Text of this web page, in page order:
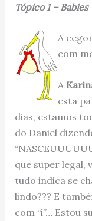
Tópico 1 – Babies
A
com
A
esta
dias, estamos
do Daniel
que super legal,
tudo indica se
lindo??? E
com “i”… Estou